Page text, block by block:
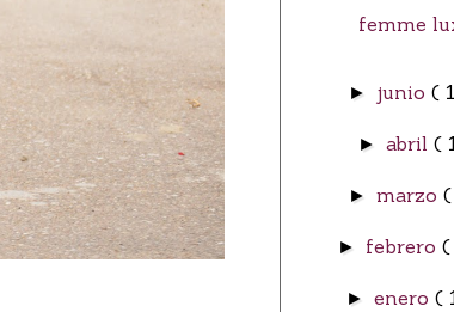
femme
► junio(
►abril(
► marzo
► febrero(
► enero (